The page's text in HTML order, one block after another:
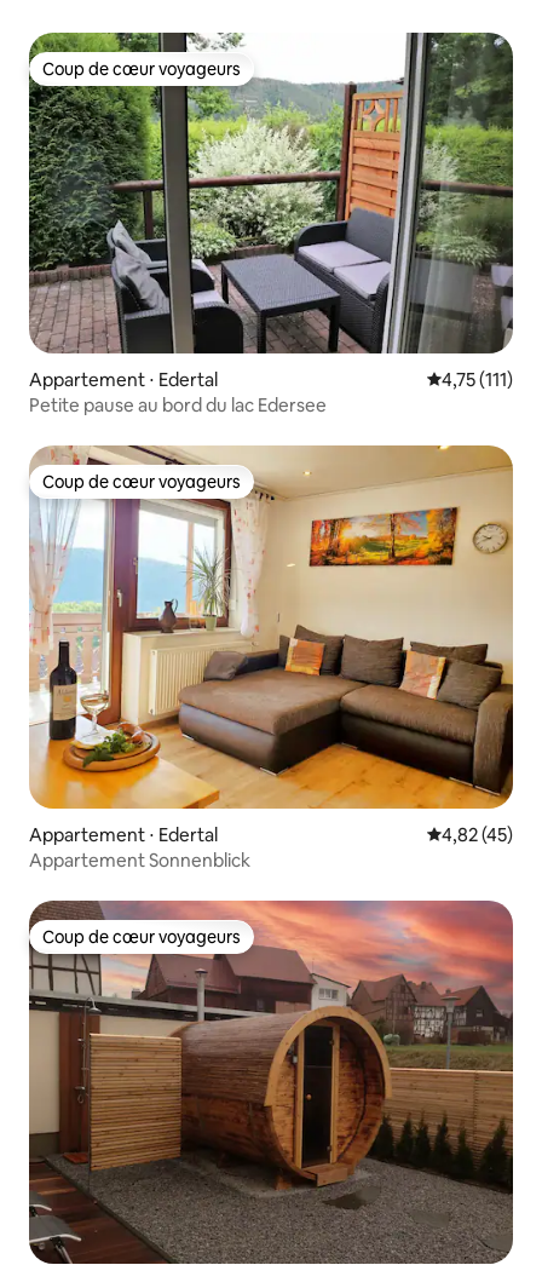
Coup de cœur voyageurs
Coup de cœur voyageurs
Appartement ⋅ Edertal Évaluation
4,75 (111)
Petite pause au bord du lac Edersee
Coup de cœur voyageurs
Coup de cœur voyageurs
Appartement ⋅ Edertal Évaluation
4,82 (45)
Appartement Sonnenblick
Coup de cœur voyageurs
Coup de cœur voyageurs